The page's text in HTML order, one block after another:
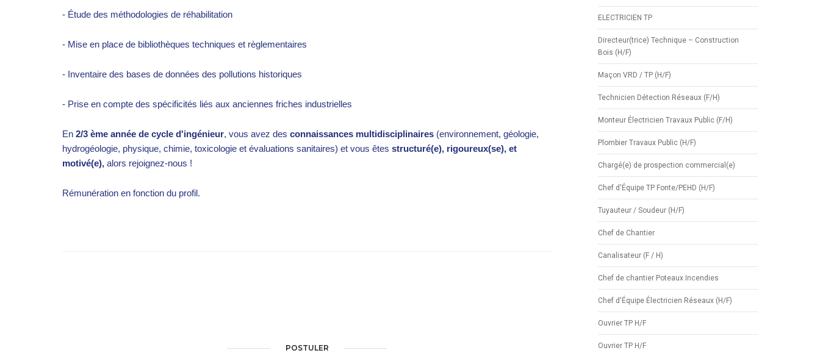
- Étude des méthodologies de réhabilitation
- Mise en place de bibliothèques techniques et règlementaires
- Inventaire des bases de données des pollutions historiques
- Prise en compte des spécificités liés aux anciennes friches industrielles
En 2/3 ème année de cycle d'ingénieur, vous avez des connaissances multidisciplinaires (environnement, géologie,
hydrogéologie, physique, chimie, toxicologie et évaluations sanitaires) et vous êtes structuré(e), rigoureux(se), et
motivé(e), alors rejoignez-nous !
Rémunération en fonction du profil.
POSTULER
ELECTRICIEN TP
Directeur(trice) Technique – Construction
Bois (H/F)
Maçon VRD / TP (H/F)
Technicien Détection Réseaux (F/H)
Monteur Électricien Travaux Public (F/H)
Plombier Travaux Public (H/F)
Chargé(e) de prospection commercial(e)
Chef d'Équipe TP Fonte/PEHD (H/F)
Tuyauteur / Soudeur (H/F)
Chef de Chantier
Canalisateur (F / H)
Chef de chantier Poteaux Incendies
Chef d'Équipe Électricien Réseaux (H/F)
Ouvrier TP H/F
Ouvrier TP H/F